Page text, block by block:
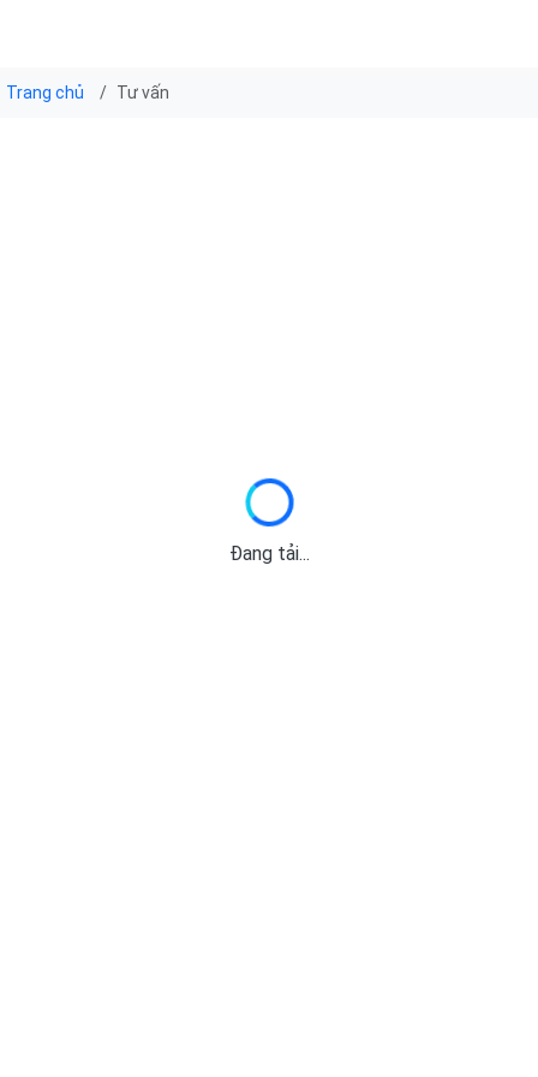
Trang chủ Tư vấn
Đang tải...